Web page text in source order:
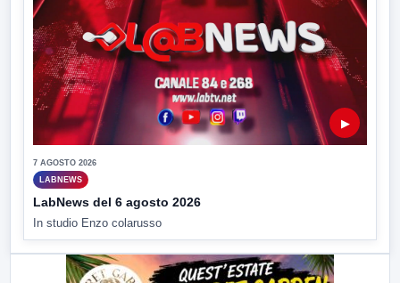
▶
7 AGOSTO 2026
LABNEWS
LabNews del 6 agosto 2026
In studio Enzo colarusso